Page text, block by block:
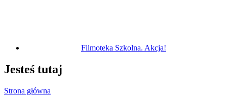
Filmoteka Szkolna. Akcja!
Jesteś tutaj
Strona główna